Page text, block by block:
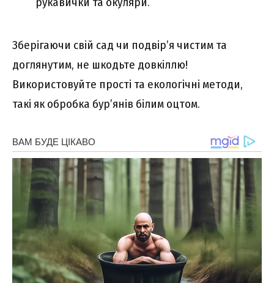
Зберігаючи свій сад чи подвір’я чистим та
доглянутим, не шкодьте довкіллю!
Використовуйте прості та екологічні методи,
такі як обробка бур’янів білим оцтом.